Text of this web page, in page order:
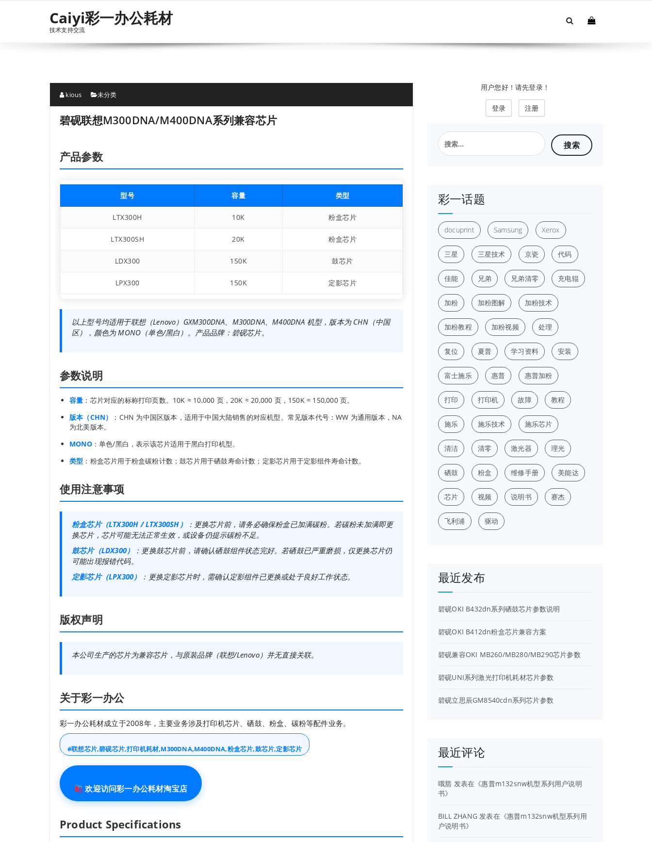
Caiyi彩一办公耗材
技术支持交流
kious 未分类
碧砚联想M300DNA/M400DNA系列兼容芯片
产品参数
型号 容量 类型
LTX300H 10K 粉盒芯片
LTX300SH 20K 粉盒芯片
LDX300 150K 鼓芯片
LPX300 150K 定影芯片
以上型号均适用于联想（Lenovo）GXM300DNA、M300DNA、M400DNA 机型，版本为 CHN（中国
区），颜色为 MONO（单色/黑白）。产品品牌：碧砚芯片。
参数说明
容量 ：芯片对应的标称打印页数。10K ≈ 10,000 页，20K ≈ 20,000 页，150K ≈ 150,000 页。
版本（CHN）
：CHN 为中国区版本，适用于中国大陆销售的对应机型。常见版本代号：WW 为通用版本，NA
为北美版本。
MONO：单色/黑白，表示该芯片适用于黑白打印机型。
类型 ：粉盒芯片用于粉盒碳粉计数；鼓芯片用于硒鼓寿命计数；定影芯片用于定影组件寿命计数。
使用注意事项
粉盒芯片（LTX300H / LTX300SH）
：更换芯片前，请务必确保粉盒已加满碳粉。若碳粉未加满即更
换芯片，芯片可能无法正常生效，或设备仍提示碳粉不足。
鼓芯片（LDX300）
：更换鼓芯片前，请确认硒鼓组件状态完好。若硒鼓已严重磨损，仅更换芯片仍
可能出现报错代码。
定影芯片（LPX300）
：更换定影芯片时，需确认定影组件已更换或处于良好工作状态。
版权声明
本公司生产的芯片为兼容芯片，与原装品牌（联想/Lenovo）并无直接关联。
关于彩一办公
彩一办公耗材成立于2008年，主要业务涉及打印机芯片、硒鼓、粉盒、碳粉等配件业务。
#联想芯片,碧砚芯片,打印机耗材,M300DNA,M400DNA,粉盒芯片,鼓芯片,定影芯片
欢迎访问彩一办公耗材淘宝店
Product Specifications
用户您好！请先登录！
登录 注册
搜
索：
彩一话题
docuprint Samsung Xerox
三星 三星技术 京瓷 代码
佳能 兄弟 兄弟清零 充电辊
加粉 加粉图解 加粉技术
加粉教程 加粉视频 处理
复位 夏普 学习资料 安装
富士施乐 惠普 惠普加粉
打印 打印机 故障 教程
施乐 施乐技术 施乐芯片
清洁 清零 激光器 理光
硒鼓 粉盒 维修手册 美能达
芯片 视频 说明书 赛杰
飞利浦 驱动
最近发布
碧砚OKI B432dn系列硒鼓芯片参数说明
碧砚OKI B412dn粉盒芯片兼容方案
碧砚兼容OKI MB260/MB280/MB290芯片参数
碧砚UNI系列激光打印机耗材芯片参数
碧砚立思辰GM8540cdn系列芯片参数
最近评论
哦豁 发表在《惠普m132snw机型系列用户说明
书》
BILL ZHANG 发表在《惠普m132snw机型系列用
户说明书》